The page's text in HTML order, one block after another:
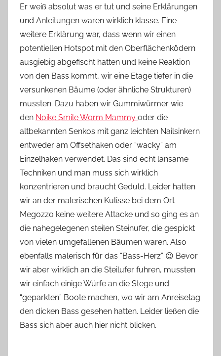
Er weiß absolut was er tut und seine Erklärungen
und Anleitungen waren wirklich klasse. Eine
weitere Erklärung war, dass wenn wir einen
potentiellen Hotspot mit den Oberflächenködern
ausgiebig abgefischt hatten und keine Reaktion
von den Bass kommt, wir eine Etage tiefer in die
versunkenen Bäume (oder ähnliche Strukturen)
mussten. Dazu haben wir Gummiwürmer wie
den Noike Smile Worm Mammy oder die
altbekannten Senkos mit ganz leichten Nailsinkern
entweder am Offsethaken oder “wacky” am
Einzelhaken verwendet. Das sind echt lansame
Techniken und man muss sich wirklich
konzentrieren und braucht Geduld. Leider hatten
wir an der malerischen Kulisse bei dem Ort
Megozzo keine weitere Attacke und so ging es an
die nahegelegenen steilen Steinufer, die gespickt
von vielen umgefallenen Bäumen waren. Also
ebenfalls malerisch für das “Bass-Herz” 😉 Bevor
wir aber wirklich an die Steilufer fuhren, mussten
wir einfach einige Würfe an die Stege und
“geparkten” Boote machen, wo wir am Anreisetag
den dicken Bass gesehen hatten. Leider ließen die
Bass sich aber auch hier nicht blicken.